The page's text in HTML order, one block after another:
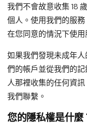
我們不會故意收集 18
個人。使用我們的服
在您同意的情況下使
如果我們發現未成年
們的帳戶並從我們的
人那裡收集的任何資
我們聯繫。
您的隱私權是什麼